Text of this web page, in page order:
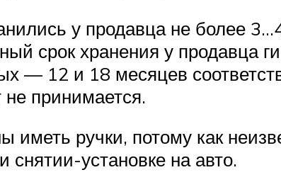
у продавца не более
срок хранения у продавца
— 12 и 18 месяцев
не принимается.
иметь ручки, потому как
снятии-установке на авто.